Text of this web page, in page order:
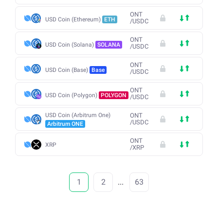
USD Coin (Ethereum) ETH
ONT
/USDC
USD Coin (Solana) SOLANA
ONT
/USDC
USD Coin (Base) Base
ONT
/USDC
USD Coin (Polygon) POLYGON
ONT
/USDC
USD Coin (Arbitrum One)
Arbitrum ONE
ONT
/USDC
XRP
ONT
/XRP
1 2 ... 63